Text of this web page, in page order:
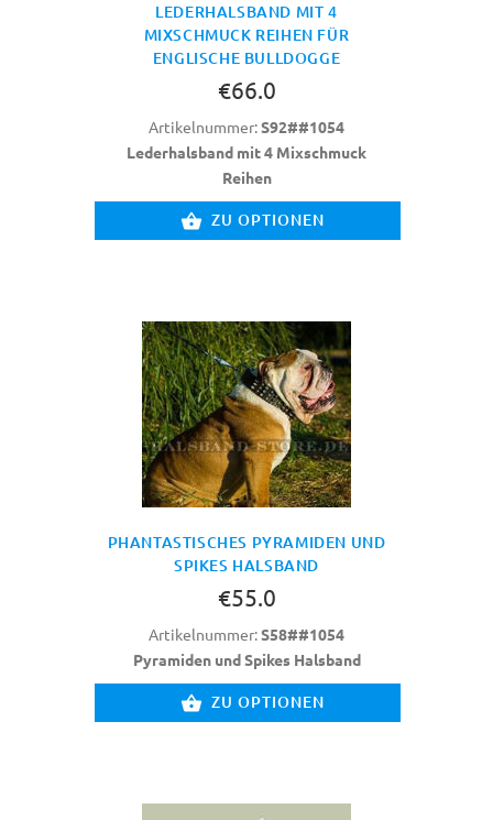
LEDERHALSBAND MIT 4
MIXSCHMUCK REIHEN FÜR
ENGLISCHE BULLDOGGE
€66.0
Artikelnummer:S92##1054
Lederhalsband mit 4 Mixschmuck
Reihen
ZU OPTIONEN
PHANTASTISCHES PYRAMIDEN UND
SPIKES HALSBAND
€55.0
Artikelnummer:S58##1054
Pyramiden und Spikes Halsband
ZU OPTIONEN